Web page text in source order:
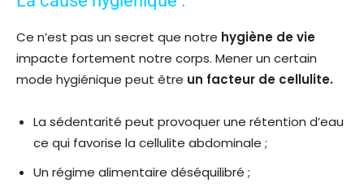
Ce n’est pas un secret que notre hygiène de vie
impacte fortement notre corps. Mener un certain
mode hygiénique peut être un facteur de cellulite.
La sédentarité peut provoquer une rétention d’eau
ce qui favorise la cellulite abdominale ;
Un régime alimentaire déséquilibré ;